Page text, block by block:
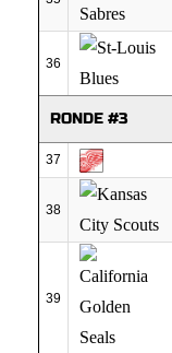
36
RONDE #3
37
38
39